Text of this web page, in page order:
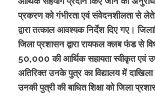
प्रकरण को गंभीरता एवं संवेदनशीलता से लेते
द्वारा तत्काल आवश्यक निर्देश दिए गए।
जिला प्रशासन द्वारा रायफल क्लब फंड से
50,000 की आर्थिक सहायता स्वीकृत एवं
अतिरिक्त उनके पुत्र का विद्यालय में
उनकी पुत्री की बाधित शिक्षा को जिला